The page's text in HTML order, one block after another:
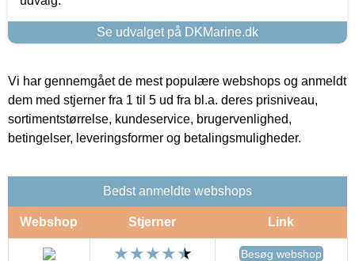
Se udvalget på DKMarine.dk
Vi har gennemgået de mest populære webshops og anmeldt
dem med stjerner fra 1 til 5 ud fra bl.a. deres prisniveau,
sortimentstørrelse, kundeservice, brugervenlighed,
betingelser, leveringsformer og betalingsmuligheder.
Bedst anmeldte webshops
Webshop Stjerner Link
Besøg webshop